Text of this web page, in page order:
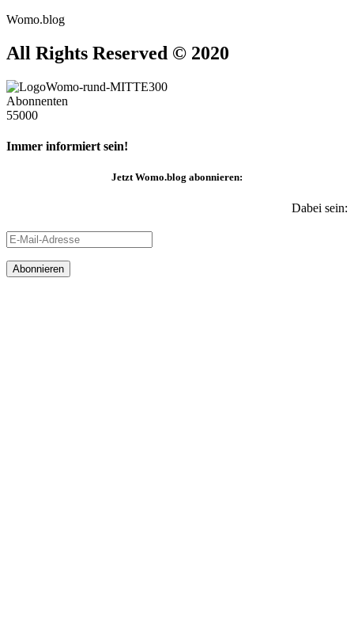
Womo.blog
All Rights Reserved © 2020
Abonnenten
55000
Immer informiert sein!
JetztWomo.blog abonnieren:
Dabei sein:
E-
Mail-
Adresse
Abonnieren